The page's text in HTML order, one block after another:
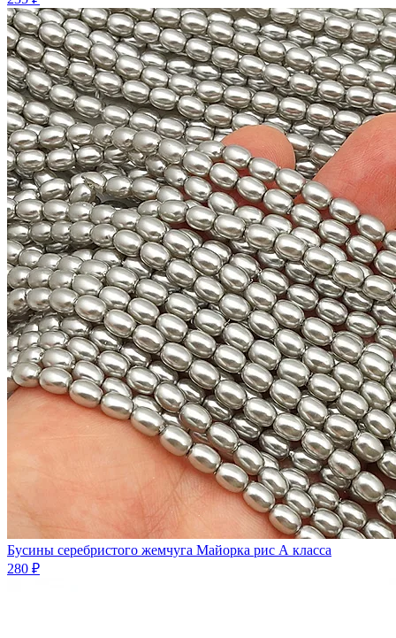
Бусины серебристого жемчуга Майорка рис А класса
280 ₽